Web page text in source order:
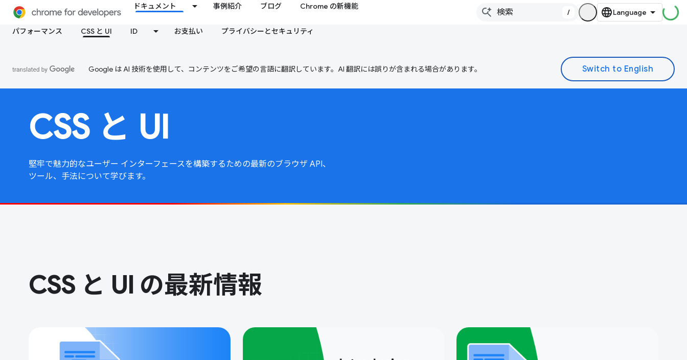
ドキュメント 事例紹介 ブログ Chrome の新機能
/
パフォーマンス CSS と UI ID お支払い プライバシーとセキュリティ
Google は AI 技術を使用して、コンテンツをご希望の言語に翻訳しています。AI 翻訳には誤りが含まれる場合があります。
CSS と UI
堅牢で魅力的なユーザー インターフェースを構築するための最新のブラウザ API、
ツール、手法について学びます。
CSS と UI の最新情報